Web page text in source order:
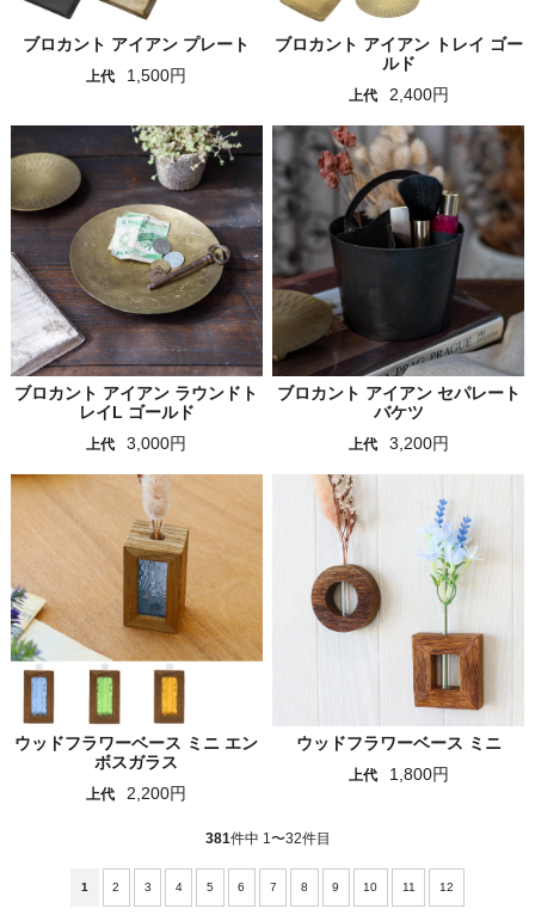
ブロカント アイアン プレート
上代 1,500円
ブロカント アイアン トレイ ゴー
ルド
上代 2,400円
ブロカント アイアン ラウンドト
レイL ゴールド
上代 3,000円
ブロカント アイアン セパレート
バケツ
上代 3,200円
ウッドフラワーベース ミニ エン
ボスガラス
上代 2,200円
ウッドフラワーベース ミニ
上代 1,800円
381件中 1〜32件目
1 2 3 4 5 6 7 8 9 10 11 12